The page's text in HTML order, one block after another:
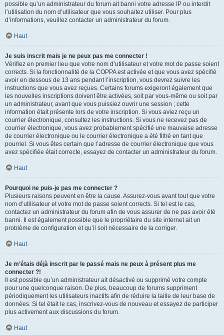
possible qu’un administrateur du forum ait banni votre adresse IP ou interdit
l’utilisation du nom d’utilisateur que vous souhaitez utiliser. Pour plus
d’informations, veuillez contacter un administrateur du forum.
Haut
Je suis inscrit mais je ne peux pas me connecter !
Vérifiez en premier lieu que votre nom d’utilisateur et votre mot de passe soient
corrects. Si la fonctionnalité de la COPPA est activée et que vous avez spécifié
avoir en dessous de 13 ans pendant l’inscription, vous devrez suivre les
instructions que vous avez reçues. Certains forums exigeront également que
les nouvelles inscriptions doivent être activées, soit par vous-même ou soit par
un administrateur, avant que vous puissiez ouvrir une session ; cette
information était présente lors de votre inscription. Si vous aviez reçu un
courrier électronique, consultez les instructions. Si vous ne recevez pas de
courrier électronique, vous avez probablement spécifié une mauvaise adresse
de courrier électronique ou le courrier électronique a été filtré en tant que
pourriel. Si vous êtes certain que l’adresse de courrier électronique que vous
avez spécifiée était correcte, essayez de contacter un administrateur du forum.
Haut
Pourquoi ne puis-je pas me connecter ?
Plusieurs raisons peuvent en être la cause. Assurez-vous avant tout que votre
nom d’utilisateur et votre mot de passe soient corrects. Si tel est le cas,
contactez un administrateur du forum afin de vous assurer de ne pas avoir été
banni. Il est également possible que le propriétaire du site internet ait un
problème de configuration et qu’il soit nécessaire de la corriger.
Haut
Je m’étais déjà inscrit par le passé mais ne peux à présent plus me
connecter ?!
Il est possible qu’un administrateur ait désactivé ou supprimé votre compte
pour une quelconque raison. De plus, beaucoup de forums suppriment
périodiquement les utilisateurs inactifs afin de réduire la taille de leur base de
données. Si tel était le cas, inscrivez-vous de nouveau et essayez de participer
plus activement aux discussions du forum.
Haut